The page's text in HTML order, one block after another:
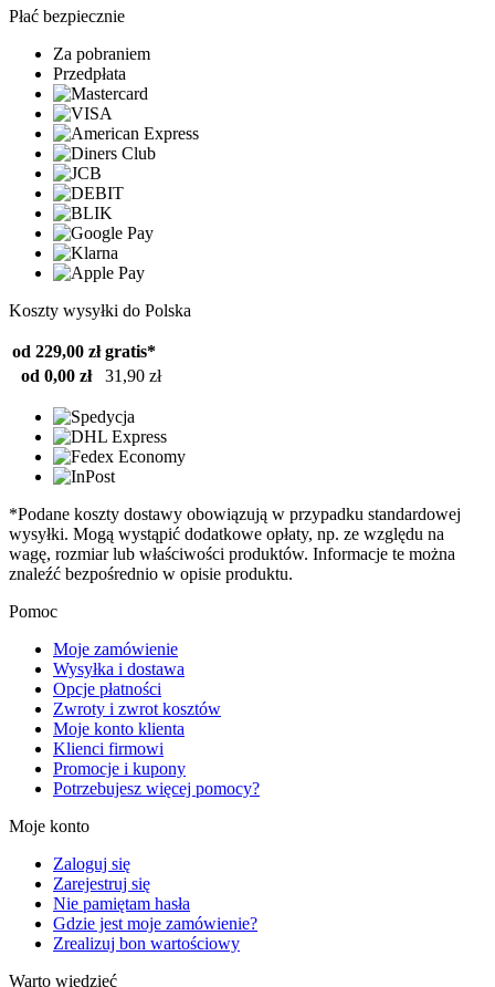
Płać bezpiecznie
Za pobraniem
Przedpłata
Koszty wysyłki do Polska
od 229,00 zł gratis*
od 0,00 zł
31,90 zł
*Podane koszty dostawy obowiązują w przypadku standardowej
wysyłki. Mogą wystąpić dodatkowe opłaty, np. ze względu na
wagę, rozmiar lub właściwości produktów. Informacje te można
znaleźć bezpośrednio w opisie produktu.
Pomoc
Moje zamówienie
Wysyłka i dostawa
Opcje płatności
Zwroty i zwrot kosztów
Moje konto klienta
Klienci firmowi
Promocje i kupony
Potrzebujesz więcej pomocy?
Moje konto
Zaloguj się
Zarejestruj się
Nie pamiętam hasła
Gdzie jest moje zamówienie?
Zrealizuj bon wartościowy
Warto wiedzieć